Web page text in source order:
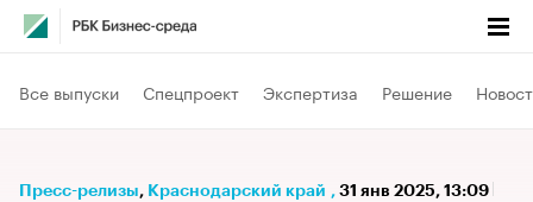
Все выпуски Спецпроект Экспертиза Решение
Пресс-релизы⁠, Краснодарский край , 31 янв 2025, 13:09